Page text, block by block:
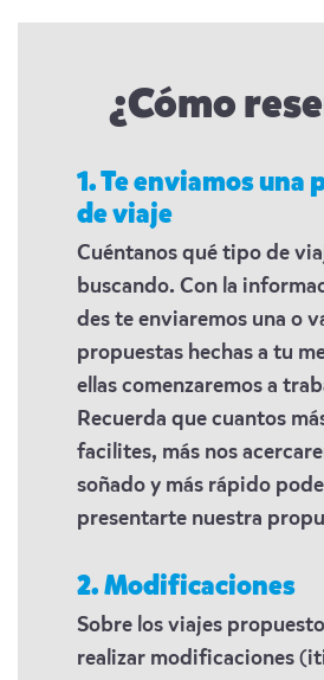
¿Cómo
1. Te enviamos una
de viaje
Cuéntanos qué tipo de
buscando. Con la
des te enviaremos una o
propuestas hechas a tu
ellas comenzaremos a
Recuerda que cuantos
facilites, más nos
soñado y más rápido
presentarte nuestra
2. Modificaciones
Sobre los viajes
realizar modificaciones